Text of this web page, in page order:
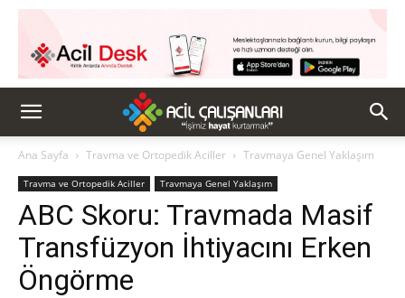
Ana Sayfa Travma ve Ortopedik Aciller Travmaya Genel Yaklaşım
Travma ve Ortopedik Aciller Travmaya Genel Yaklaşım
ABC Skoru: Travmada Masif
Transfüzyon İhtiyacını Erken
Öngörme